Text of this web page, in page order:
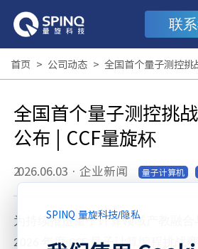
联
首页 > 公司动态 > 全国首个量子测控挑战赛
全国首个量子测控挑
公布 | CCF量旋杯
2026.06.03 · 企业新闻 量子计算机
为持续推进量子计算领域产教融合
2026 年度 CCF 量子计算编程挑战
SPINQ 量旋科技/隐私